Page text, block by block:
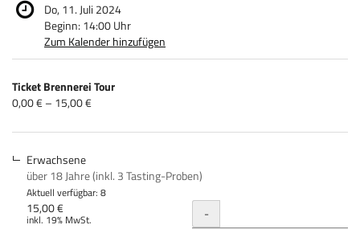
Do, 11. Juli 2024
Beginn: 14:00Uhr
Zum Kalender hinzufügen
Produkte
Unkategorisierte
Produkte
Ticket Brennerei Tour
von
bis
0,00 € – 15,00 €
Erwachsene
über 18 Jahre (inkl. 3 Tasting-Proben)
Aktuell verfügbar: 8
15,00 €
inkl. 19% MwSt. Menge
-